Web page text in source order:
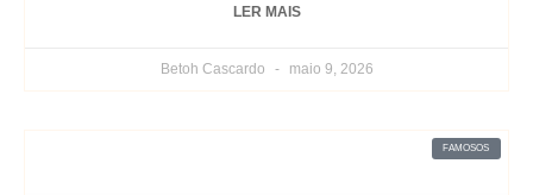
LER MAIS
Betoh Cascardo maio 9, 2026
FAMOSOS